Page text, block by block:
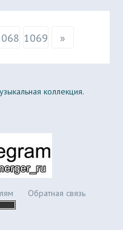
1069 »
коллекция.
Обратная связь